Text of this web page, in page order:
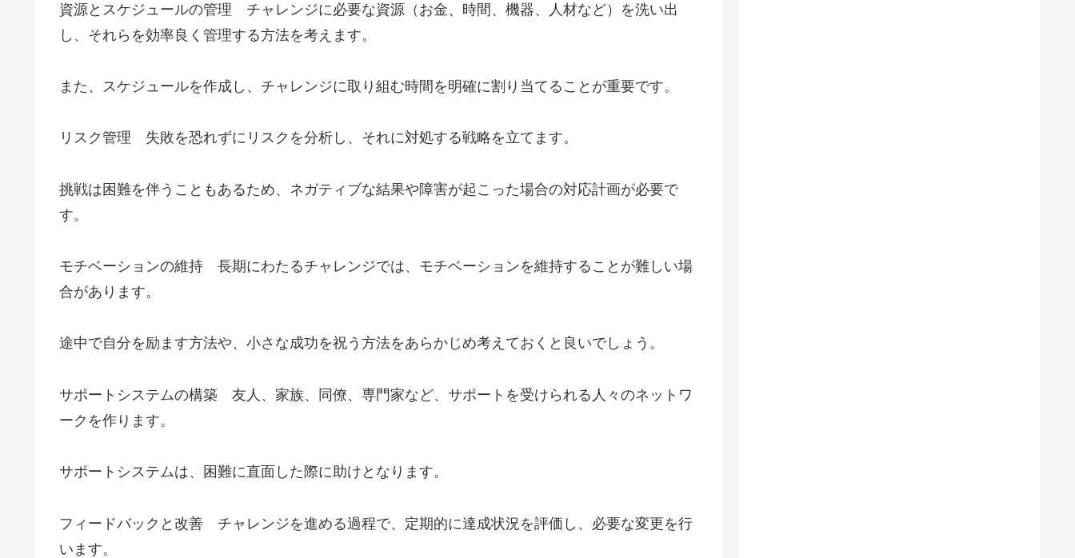
資源とスケジュールの管理 チャレンジに必要な資源（お金、時間、機器、人材など）を洗い出
し、それらを効率良く管理する方法を考えます。
また、スケジュールを作成し、チャレンジに取り組む時間を明確に割り当てることが重要です。
リスク管理 失敗を恐れずにリスクを分析し、それに対処する戦略を立てます。
挑戦は困難を伴うこともあるため、ネガティブな結果や障害が起こった場合の対応計画が必要で
す。
モチベーションの維持 長期にわたるチャレンジでは、モチベーションを維持することが難しい場
合があります。
途中で自分を励ます方法や、小さな成功を祝う方法をあらかじめ考えておくと良いでしょう。
サポートシステムの構築 友人、家族、同僚、専門家など、サポートを受けられる人々のネットワ
ークを作ります。
サポートシステムは、困難に直面した際に助けとなります。
フィードバックと改善 チャレンジを進める過程で、定期的に達成状況を評価し、必要な変更を行
います。